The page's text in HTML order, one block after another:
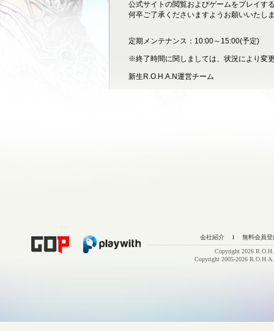
公式サイトの閲覧およびゲームをプレイす
何卒ご了承くださいますようお願いいたし
定期メンテナンス：10:00～15:00(予定)
※終了時間に関しましては、状況により変
新生R.O.H.A.N運営チーム
会社紹介l 無料会員登
Copyright 2026
Copyright 2005-2026